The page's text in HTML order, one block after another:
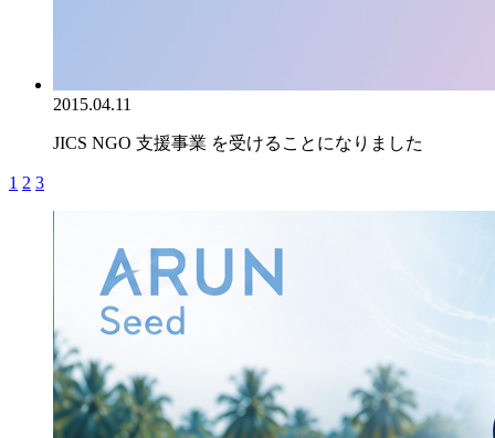
2015.04.11
JICS NGO 支援事業 を受けることになりました
1 2 3